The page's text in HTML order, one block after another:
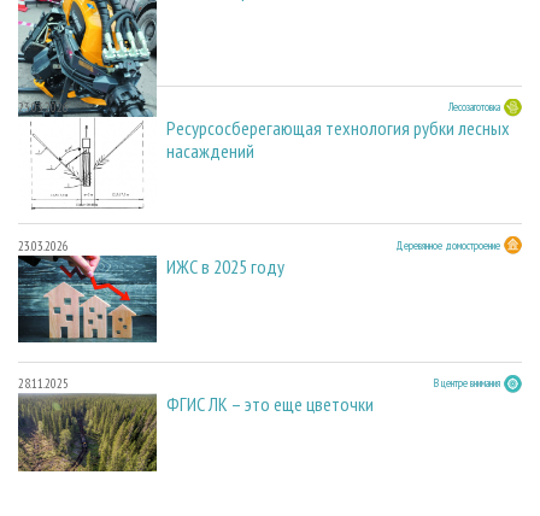
23.03.2026 Лесозаготовка
Ресурсосберегающая технология рубки лесных
насаждений
23.03.2026 Деревянное домостроение
ИЖС в 2025 году
28.11.2025 В центре внимания
ФГИС ЛК – это еще цветочки